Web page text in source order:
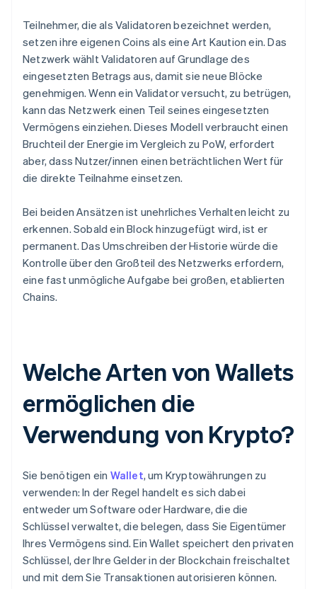
Teilnehmer, die als Validatoren bezeichnet werden,
setzen ihre eigenen Coins als eine Art Kaution ein. Das
Netzwerk wählt Validatoren auf Grundlage des
eingesetzten Betrags aus, damit sie neue Blöcke
genehmigen. Wenn ein Validator versucht, zu betrügen,
kann das Netzwerk einen Teil seines eingesetzten
Vermögens einziehen. Dieses Modell verbraucht einen
Bruchteil der Energie im Vergleich zu PoW, erfordert
aber, dass Nutzer/innen einen beträchtlichen Wert für
die direkte Teilnahme einsetzen.
Bei beiden Ansätzen ist unehrliches Verhalten leicht zu
erkennen. Sobald ein Block hinzugefügt wird, ist er
permanent. Das Umschreiben der Historie würde die
Kontrolle über den Großteil des Netzwerks erfordern,
eine fast unmögliche Aufgabe bei großen, etablierten
Chains.
Welche Arten von Wallets
ermöglichen die
Verwendung von Krypto?
Sie benötigen ein Wallet, um Kryptowährungen zu
verwenden: In der Regel handelt es sich dabei
entweder um Software oder Hardware, die die
Schlüssel verwaltet, die belegen, dass Sie Eigentümer
Ihres Vermögens sind. Ein Wallet speichert den privaten
Schlüssel, der Ihre Gelder in der Blockchain freischaltet
und mit dem Sie Transaktionen autorisieren können.